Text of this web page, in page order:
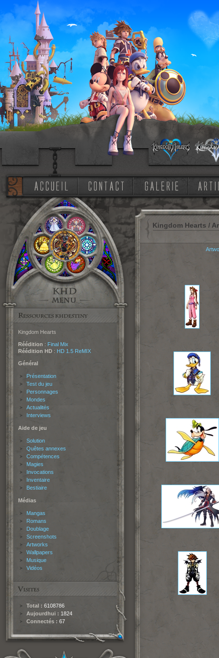
Kingdom Hearts
Réédition : Final Mix
Réédition HD : HD 1.5 ReMIX
Général
Présentation
Test du jeu
Personnages
Mondes
Actualités
Interviews
Aide de jeu
Solution
Quêtes annexes
Compétences
Magies
Invocations
Inventaire
Bestiaire
Médias
Mangas
Romans
Doublage
Screenshots
Artworks
Wallpapers
Musique
Vidéos
Total : 6108786
Aujourdhui : 1824
Connectés : 67
Kingdom Hearts /